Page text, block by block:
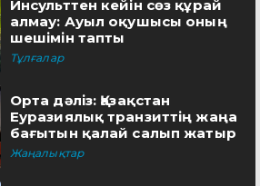
Инсульттен кейін сөз құрай
алмау: Ауыл оқушысы оның
шешімін тапты
Тұлғалар
Орта дәліз: Қазақстан
Еуразиялық транзиттің жаңа
бағытын қалай салып жатыр
Жаңалықтар